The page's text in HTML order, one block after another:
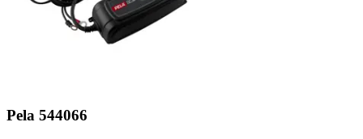
Pela 544066